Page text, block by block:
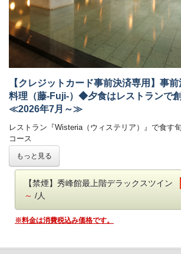
夕食ブッフェでは和洋中100種のメニュー（100品
オーダー式のパスタなどがご好評いただいており
新鮮野菜が並ぶサラダコーナーやショーケースの
朝食ブッフェは和洋60種。ごはん・パンどちら
【クレジットカード事前決済専用】事
料理（藤-Fuji-）◆夕食はレストランで
≪2026年7月～≫
レストラン『Wisteria（ウィステリア）』で食す
コース
公式HP限定！クレジットカード事前決済で通常よ
半個室のレストラン『Wisteria（ウィステリア）
理をご堪能いただけます。
鬼怒川温泉【あさや】の自慢 旬の味をお気軽にお
もっと見る
【禁煙】秀峰館最上階デラックスツイン
～ /人
※料金は消費税込み価格です。